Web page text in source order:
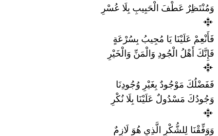
وَمُنْتَظِرٌ عَطْفَ الْحَبِيبِ بِلَا عُسْرِ
فَأَنْعِمْ عَلَيْنَا يَا مُجِيبُ بِسُرْعَةٍ
فَإِنَّكَ أَهْلُ الْجُودِ وَالْمَنِّ وَالْخَيْرِ
فَفَضْلُكَ مَوْجُودٌ بِغَيْرِ وُجُودِنَا
وَجُودُكَ مَسْدُولٌ عَلَيْنَا بِلَا نُكْرِ
وَوَفِّقْنَا لِلشُّكْرِ الَّذِي هُوَ لَازِمٌ